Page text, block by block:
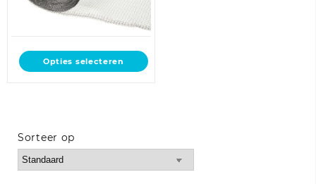
Opties selecteren
Dit
product
Deze
optie
kan
Sorteer op
Sort Products